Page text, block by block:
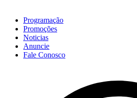
Programação
Promoções
Noticias
Anuncie
Fale Conosco